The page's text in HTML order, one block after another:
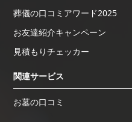
葬儀の口コミアワード2025
お友達紹介キャンペーン
見積もりチェッカー
関連サービス
お墓の口コミ